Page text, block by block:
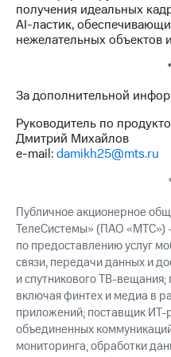
получения идеальных
AI-ластик,
нежелательных объектов
За дополнительной
Руководитель по
Дмитрий Михайлов
e-mail:damikh25@mts.ru
Публичное акционерное
ТелеСистемы» (ПАО «МТС»)
по предоставлению услуг
связи, передачи данных и
и спутникового ТВ-
включая финтех и медиа в
приложений; поставщик ИТ-
объединенных
мониторинга, обработки